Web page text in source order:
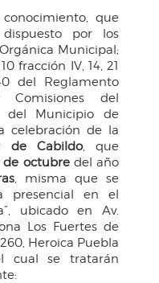
que
por los
Municipal;
fracción IV, 14, 21
del Reglamento
del
del Municipio de
celebración de la
de Cabildo, que
de octubredel año
, misma que se
presencial en el
ubicado en Av.
Los Fuertes de
Heroica Puebla
cual se tratarán